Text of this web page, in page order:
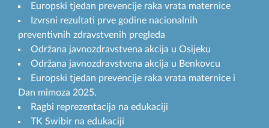
Europski tjedan prevencije raka vrata maternice
Izvrsni rezultati prve godine nacionalnih
preventivnih zdravstvenih pregleda
Održana javnozdravstvena akcija u Osijeku
Održana javnozdravstvena akcija u Benkovcu
Europski tjedan prevencije raka vrata maternice i
Dan mimoza 2025.
Ragbi reprezentacija na edukaciji
TK Swibir na edukaciji